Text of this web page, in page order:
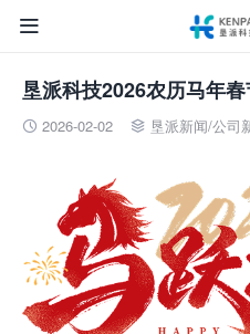

垦派科技2026农历马年
 2026-02-02  垦派新闻/公司